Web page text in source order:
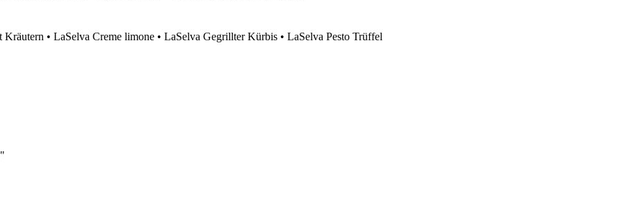
• LaSelva Creme limone • LaSelva Gegrillter Kürbis • LaSelva Pesto Trüffel